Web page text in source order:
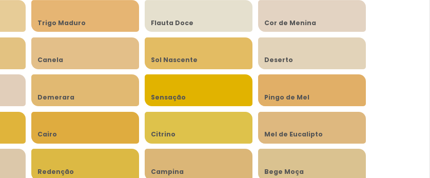
Trigo Maduro Flauta Doce Cor de Menina
Canela Sol Nascente Deserto
Demerara Sensação Pingo de Mel
Cairo Citrino Mel de Eucalipto
Redenção Campina Bege Moça